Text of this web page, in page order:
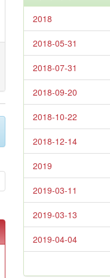
2018
2018-05-31
2018-07-31
2018-09-20
2018-10-22
2018-12-14
2019
2019-03-11
2019-03-13
2019-04-04